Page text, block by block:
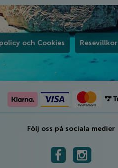
och Cookies Resevillkor
Följ oss på sociala medier